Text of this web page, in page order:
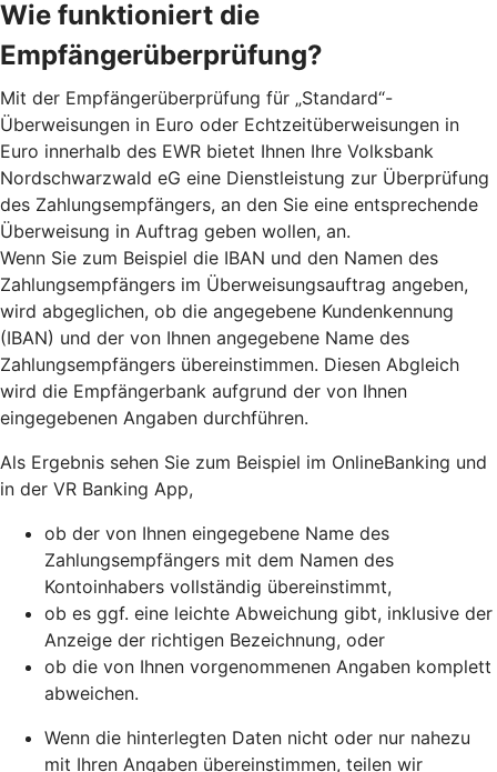
Wie funktioniert die
Empfängerüberprüfung?
Mit der Empfängerüberprüfung für „Standard“-
Überweisungen in Euro oder Echtzeitüberweisungen in
Euro innerhalb des EWR bietet Ihnen Ihre Volksbank
Nordschwarzwald eG eine Dienstleistung zur Überprüfung
des Zahlungsempfängers, an den Sie eine entsprechende
Überweisung in Auftrag geben wollen, an.
Wenn Sie zum Beispiel die IBAN und den Namen des
Zahlungsempfängers im Überweisungsauftrag angeben,
wird abgeglichen, ob die angegebene Kundenkennung
(IBAN) und der von Ihnen angegebene Name des
Zahlungsempfängers übereinstimmen. Diesen Abgleich
wird die Empfängerbank aufgrund der von Ihnen
eingegebenen Angaben durchführen.
Als Ergebnis sehen Sie zum Beispiel im OnlineBanking und
in der VR Banking App,
ob der von Ihnen eingegebene Name des
Zahlungsempfängers mit dem Namen des
Kontoinhabers vollständig übereinstimmt,
ob es ggf. eine leichte Abweichung gibt, inklusive der
Anzeige der richtigen Bezeichnung, oder
ob die von Ihnen vorgenommenen Angaben komplett
abweichen.
Wenn die hinterlegten Daten nicht oder nur nahezu
mit Ihren Angaben übereinstimmen, teilen wir